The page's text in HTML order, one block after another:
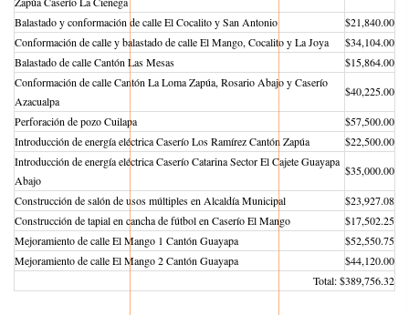
Balastado y conformación de calle El Cocalito y San Antonio
$21,840.00
Conformación de calle y balastado de calle El Mango, Cocalito y La Joya
$34,104.00
Balastado de calle Cantón Las Mesas
$15,864.00
Conformación de calle Cantón La Loma Zapúa, Rosario Abajo y Caserío
Azacualpa
$40,225.00
Perforación de pozo Cuilapa
$57,500.00
Introducción de energía eléctrica Caserío Los Ramírez Cantón Zapúa
$22,500.00
Introducción de energía eléctrica Caserío Catarina Sector El Cajete Guayapa
Abajo
$35,000.00
Construcción de salón de usos múltiples en Alcaldía Municipal
$23,927.08
Construcción de tapial en cancha de fútbol en Caserío El Mango
$17,502.25
Mejoramiento de calle El Mango 1 Cantón Guayapa
$52,550.75
Mejoramiento de calle El Mango 2 Cantón Guayapa
$44,120.00
Total: $389,756.32